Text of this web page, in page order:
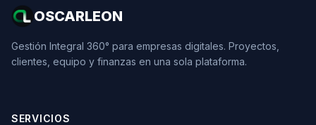
OSCARLEON
Gestión Integral 360° para empresas digitales. Proyectos,
clientes, equipo y finanzas en una sola plataforma.
SERVICIOS